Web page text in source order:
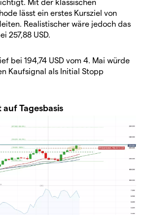
lässt ein erstes Kursziel von
Realistischer wäre jedoch das
257,88 USD.
bei 194,74 USD vom 4. Mai würde
Kaufsignal als Initial Stopp
auf Tagesbasis